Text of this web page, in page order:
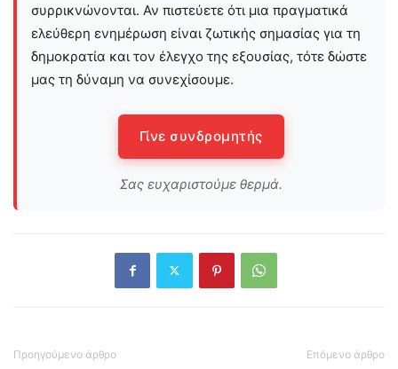
συρρικνώνονται. Αν πιστεύετε ότι μια πραγματικά
ελεύθερη ενημέρωση είναι ζωτικής σημασίας για τη
δημοκρατία και τον έλεγχο της εξουσίας, τότε δώστε
μας τη δύναμη να συνεχίσουμε.
Γίνε συνδρομητής
Σας ευχαριστούμε θερμά.
Προηγούμενο άρθρο Επόμενο άρθρο